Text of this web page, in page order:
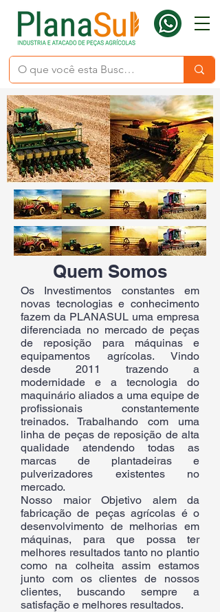
Quem Somos
Os Investimentos constantes em
novas tecnologias e conhecimento
fazem da PLANASUL uma empresa
diferenciada no mercado de peças
de reposição para máquinas e
equipamentos agrícolas. Vindo
desde 2011 trazendo a
modernidade e a tecnologia do
maquinário aliados a uma equipe de
profissionais constantemente
treinados. Trabalhando com uma
linha de peças de reposição de alta
qualidade atendendo todas as
marcas de plantadeiras e
pulverizadores existentes no
mercado.
Nosso maior Objetivo alem da
fabricação de peças agrícolas é o
desenvolvimento de melhorias em
máquinas, para que possa ter
melhores resultados tanto no plantio
como na colheita assim estamos
junto com os clientes de nossos
clientes, buscando sempre a
satisfação e melhores resultados.